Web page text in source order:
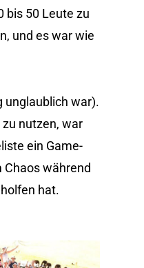
bis 50 Leute zu
und es war wie
unglaublich war).
nutzen, war
ein Game-
Chaos während
hat.